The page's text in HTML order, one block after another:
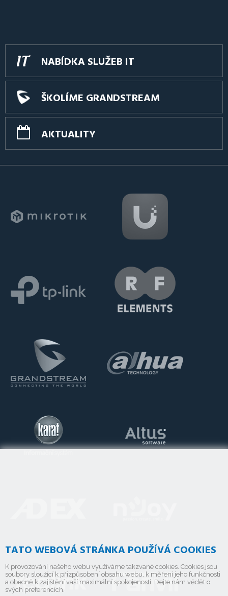
NABÍDKA SLUŽEB IT
ŠKOLÍME GRANDSTREAM
AKTUALITY
TATO WEBOVÁ STRÁNKA POUŽÍVÁ COOKIES
K provozování našeho webu využíváme takzvané cookies. Cookies jsou
soubory sloužící k přizpůsobení obsahu webu, k měření jeho funkčnosti
a obecně k zajištění vaší maximální spokojenosti. Dejte nám vědět o
svých preferencích.